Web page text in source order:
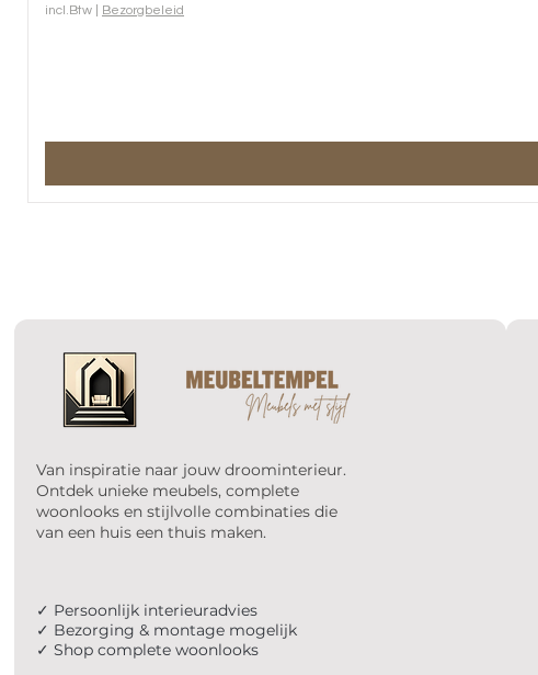
incl.Btw Bezorgbeleid
Van inspiratie naar jouw droominterieur.
Ontdek unieke meubels, complete
woonlooks en stijlvolle combinaties die
van een huis een thuis maken.
✓ Persoonlijk interieuradvies
✓ Bezorging & montage mogelijk
✓ Shop complete woonlooks